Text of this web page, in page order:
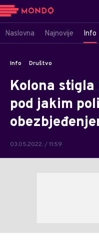
Naslovna Najnovije Info
Info Društvo
Kolona
pod jakim
03.05.2022. / 11:59